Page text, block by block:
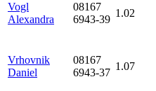
Vogl
Alexandra
08167
6943-39
1.02
Vrhovnik
Daniel
08167
6943-37
1.07